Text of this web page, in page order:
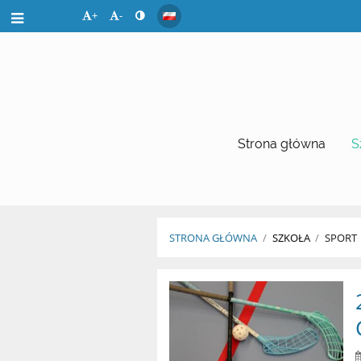
+ -
Strona główna
STRONA GŁÓWNA / SZKOŁA / SPORT
Sport